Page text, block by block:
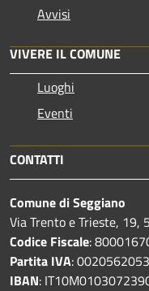
Avvisi
VIVERE IL COMUNE
Luoghi
Eventi
CONTATTI
Comune di Seggiano
Via Trento e Trieste, 19,
Codice Fiscale:
Partita IVA:
IBAN: